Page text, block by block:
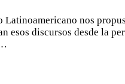
nos
discursos desde la